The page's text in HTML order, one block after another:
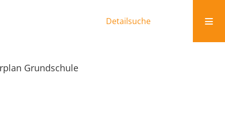
Detailsuche
Grundschule